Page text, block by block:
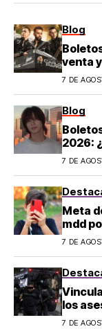
Blog
venta
7 DE
Blog
2026:
7 DE
Meta
mdd
7 DE
los
7 DE